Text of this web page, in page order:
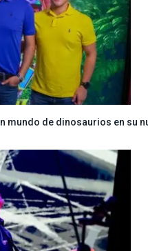
mundo de dinosaurios en su